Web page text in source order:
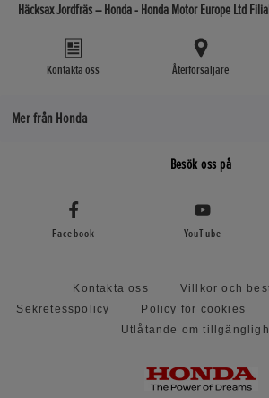
Häcksax Jordfräs – Honda - Honda Motor Europe Ltd
Kontakta oss Återförsäljare
Mer från Honda
Besök oss på
Facebook YouTube
Kontakta oss
Villkor och
Sekretesspolicy
Policy för cookies
Utlåtande om